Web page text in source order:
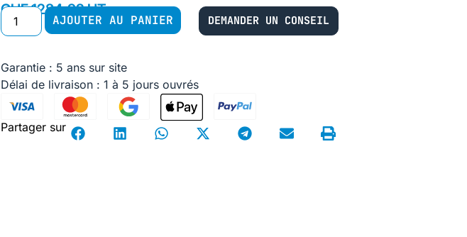
CHF 1284,92 HT
AJOUTER AU PANIER DEMANDER UN CONSEIL
Garantie : 5 ans sur site
Délai de livraison : 1 à 5 jours ouvrés
Partager sur